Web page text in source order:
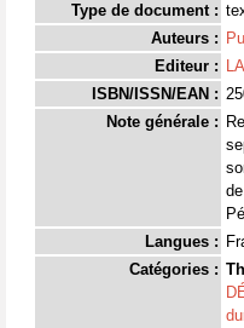
Type de document :
Auteurs :
Editeur :
ISBN/ISSN/EAN :
Note générale :
Langues :
Catégories :